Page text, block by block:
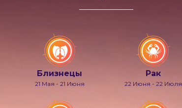
Близнецы
21 Мая - 21 Июня
Рак
22 Июня - 22 Июля